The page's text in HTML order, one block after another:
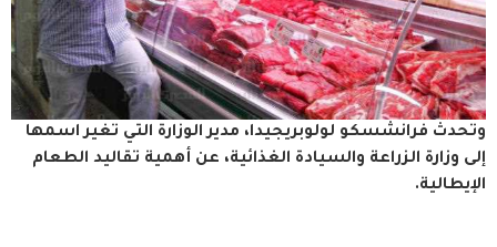
وتحدث فرانشسكو لولوبريجيدا، مدير الوزارة التي تغير اسمها
إلى وزارة الزراعة والسيادة الغذائية، عن أهمية تقاليد الطعام
الإيطالية.